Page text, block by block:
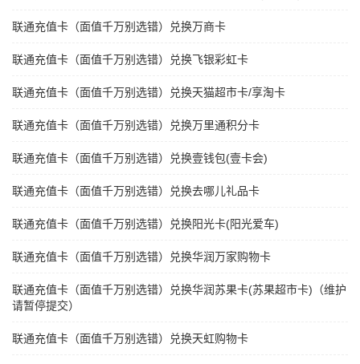
联通充值卡（面值千万别选错）兑换万商卡
联通充值卡（面值千万别选错）兑换飞银彩虹卡
联通充值卡（面值千万别选错）兑换天猫超市卡/享淘卡
联通充值卡（面值千万别选错）兑换万里通积分卡
联通充值卡（面值千万别选错）兑换壹钱包(壹卡会)
联通充值卡（面值千万别选错）兑换去哪儿礼品卡
联通充值卡（面值千万别选错）兑换阳光卡(阳光爱车)
联通充值卡（面值千万别选错）兑换华润万家购物卡
联通充值卡（面值千万别选错）兑换华润苏果卡(苏果超市卡)（维护
请暂停提交）
联通充值卡（面值千万别选错）兑换天虹购物卡